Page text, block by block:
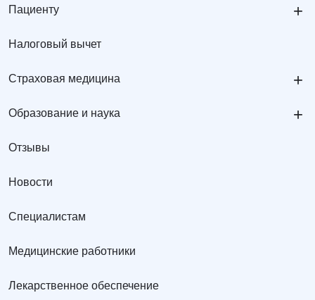
Пациенту +
Налоговый вычет
Страховая медицина +
Образование и наука +
Отзывы
Новости
Специалистам
Медицинские работники
Лекарственное обеспечение